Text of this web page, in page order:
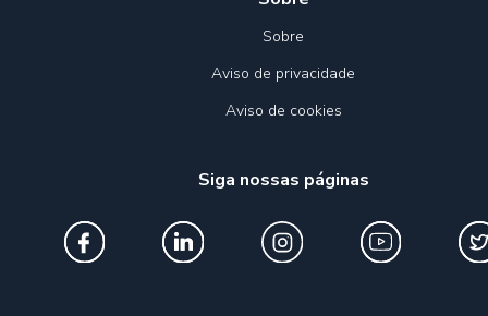
Sobre
Aviso de privacidade
Aviso de cookies
Siga nossas páginas